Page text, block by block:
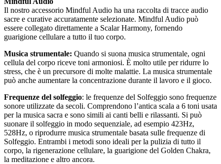
Il nostro accessorio Mindful Audio ha una raccolta di tracce audio
sacre e curative accuratamente selezionate. Mindful Audio può
essere collegato direttamente a Scalar Harmony, fornendo
guarigione cellulare a tutto il tuo corpo.
Musica strumentale: Quando si suona musica strumentale, ogni
cellula del corpo riceve toni armoniosi. È molto utile per ridurre lo
stress, che è un precursore di molte malattie. La musica strumentale
può anche aumentare la concentrazione durante il lavoro e il gioco.
Frequenze del solfeggio: le frequenze del Solfeggio sono frequenze
sonore utilizzate da secoli. Comprendono l’antica scala a 6 toni usata
per la musica sacra e sono simili ai canti belli e rilassanti. Si può
suonare il solfeggio in modo sequenziale, ad esempio 423Hz,
528Hz, o riprodurre musica strumentale basata sulle frequenze di
Solfeggio. Entrambi i metodi sono ideali per la pulizia di tutto il
corpo, la rigenerazione cellulare, la guarigione del Golden Chakra,
la meditazione e altro ancora.